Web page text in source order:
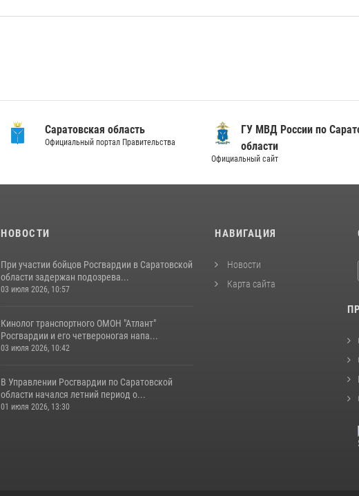
Саратовская область
Официальный портал Правительства
ГУ МВД России по
области
Официальный сайт
НОВОСТИ
При участии бойцов Росгвардии в Саратовской
области задержан подозрева...
03 июля 2026, 10:57
Кинолог транспортного ОМОН "Атлант"
Росгвардии и его четвероногая напа...
03 июля 2026, 10:42
В Управлении Росгвардии по Саратовской
области начался летний период о...
01 июля 2026, 13:30
НАВИГАЦИЯ
Новости
Карта сайта